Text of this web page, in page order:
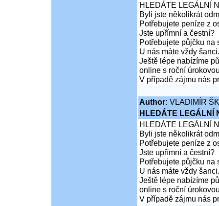
HLEDÁTE LEGÁLNÍ
Byli jste několikrát
Potřebujete peníze z
Jste upřímní a čestní?
Potřebujete půjčku na
U nás máte vždy šanci.
Ještě lépe nabízíme
online s roční
V případě zájmu nás
Author: VLADIMÍR
HLEDÁTE LEGÁLNÍ
HLEDÁTE LEGÁLNÍ
Byli jste několikrát
Potřebujete peníze z
Jste upřímní a čestní?
Potřebujete půjčku na
U nás máte vždy šanci.
Ještě lépe nabízíme
online s roční
V případě zájmu nás